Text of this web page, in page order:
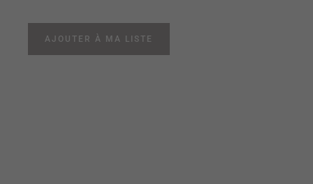
AJOUTER À MA LISTE